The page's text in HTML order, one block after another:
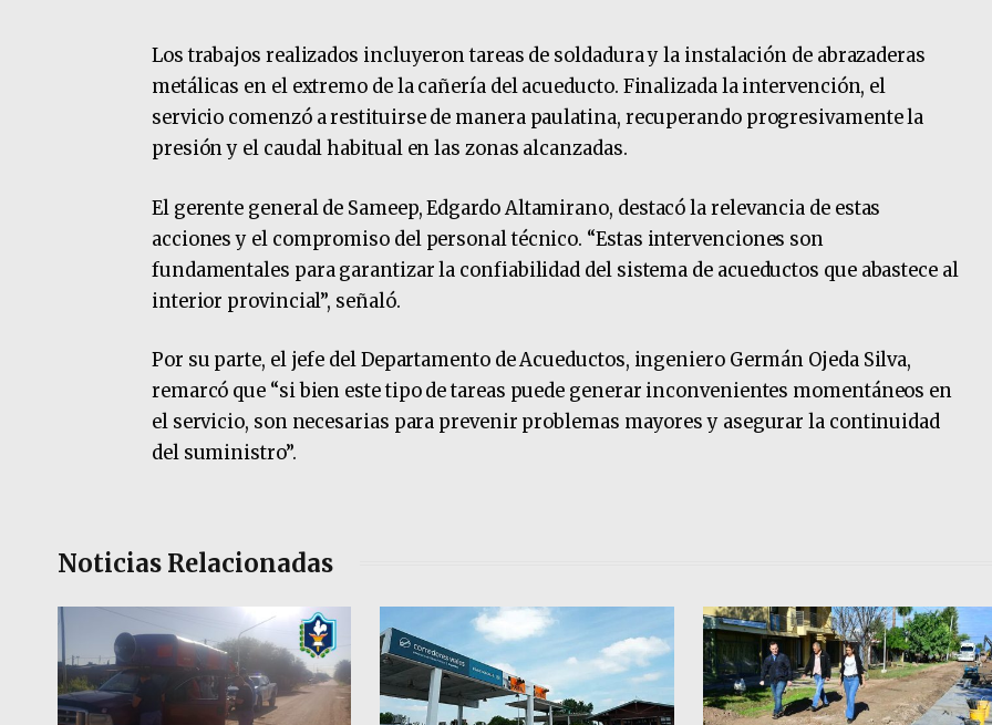
Los trabajos realizados incluyeron tareas de soldadura y la instalación de abrazaderas
metálicas en el extremo de la cañería del acueducto. Finalizada la intervención, el
servicio comenzó a restituirse de manera paulatina, recuperando progresivamente la
presión y el caudal habitual en las zonas alcanzadas.
El gerente general de Sameep, Edgardo Altamirano, destacó la relevancia de estas
acciones y el compromiso del personal técnico. “Estas intervenciones son
fundamentales para garantizar la confiabilidad del sistema de acueductos que abastece al
interior provincial”, señaló.
Por su parte, el jefe del Departamento de Acueductos, ingeniero Germán Ojeda Silva,
remarcó que “si bien este tipo de tareas puede generar inconvenientes momentáneos en
el servicio, son necesarias para prevenir problemas mayores y asegurar la continuidad
del suministro”.
Noticias Relacionadas